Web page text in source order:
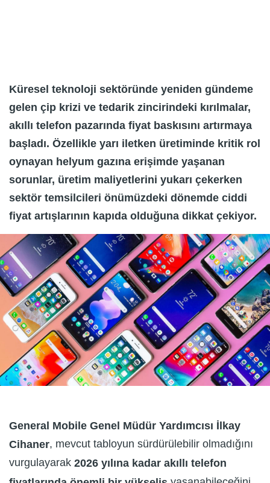
Küresel teknoloji sektöründe yeniden gündeme
gelen çip krizi ve tedarik zincirindeki kırılmalar,
akıllı telefon pazarında fiyat baskısını artırmaya
başladı. Özellikle yarı iletken üretiminde kritik rol
oynayan helyum gazına erişimde yaşanan
sorunlar, üretim maliyetlerini yukarı çekerken
sektör temsilcileri önümüzdeki dönemde ciddi
fiyat artışlarının kapıda olduğuna dikkat çekiyor.
General Mobile Genel Müdür Yardımcısı İlkay
Cihaner, mevcut tabloyun sürdürülebilir olmadığını
vurgulayarak 2026 yılına kadar akıllı telefon